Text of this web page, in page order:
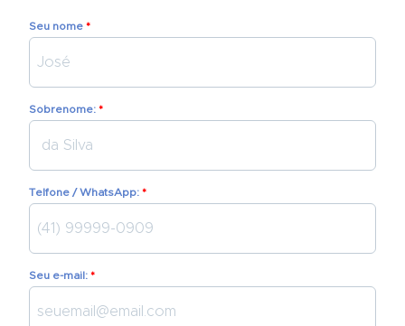
Telfone / WhatsApp:
Seu nome
Sobrenome:
Seu e-mail: